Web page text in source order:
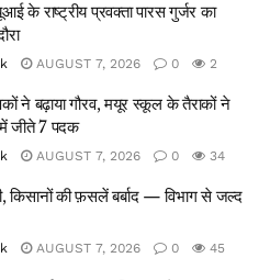
के राष्ट्रीय प्रवक्ता पारस गुर्जर का
AUGUST 7, 2026 0 2
ने बढ़ाया गौरव, मयूर स्कूल के तैराकों ने
में जीते 7 पदक
AUGUST 7, 2026 0 34
किसानों की फ़सलें बर्बाद — विभाग से जल्द
AUGUST 7, 2026 0 45